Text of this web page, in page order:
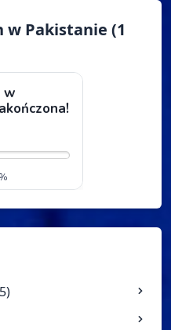
Pakistanie (1